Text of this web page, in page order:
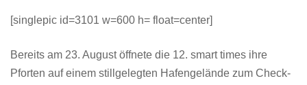
[singlepic id=3101 w=600 h= float=center]
Bereits am 23. August öffnete die 12. smart times ihre
Pforten auf einem stillgelegten Hafengelände zum Check-